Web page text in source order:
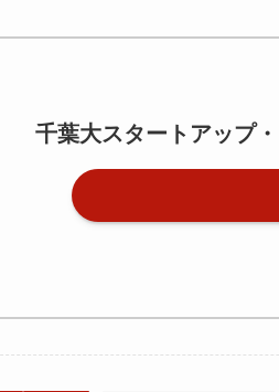
千葉大スタートアップ